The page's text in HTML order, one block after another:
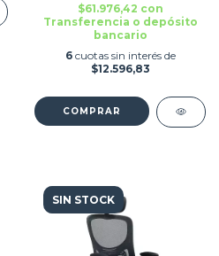
$61.976,42 con
Transferencia o depósito
bancario
6 cuotas sin interés de
$12.596,83
SIN STOCK